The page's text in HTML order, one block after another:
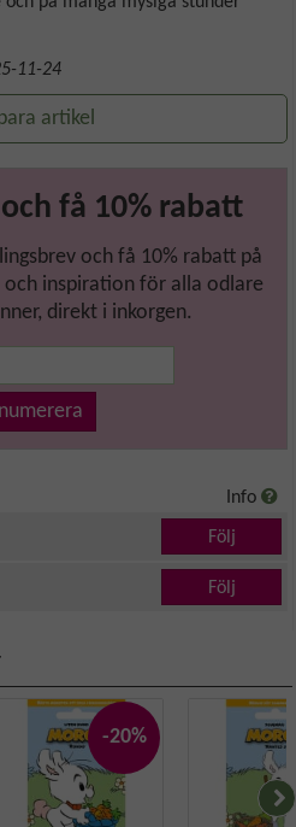
11-24
artikel
få 10% rabatt
och få 10% rabatt på
och inspiration för alla odlare
direkt i inkorgen.
Info
Följ
Följ
-20%